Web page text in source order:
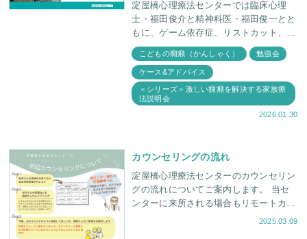
淀屋橋心理療法センターでは臨床心理
士・福田俊介と精神科医・福田俊一とと
もに、ゲーム依存症、リストカット、癇
癪などお子さんのさまざまな症状につい
て親御さんと学ぶ会を定期的に行ってお
ります。 今回は
こどもの癇癪（かんしゃく） 勉強会
ケース&アドバイス
＜シリーズ＞激しい癇癪を解決する家族療
法説明会
2026.01.30
カウンセリングの流れ
淀屋橋心理療法センターのカウンセリン
グの流れについてご案内します。 当セ
ンターに来所される場合もリモートカウ
ンセリングの場合も、基本的な流れは同
2025.03.09